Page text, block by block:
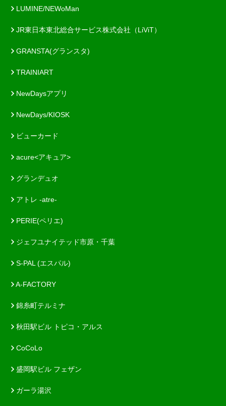
LUMINE/NEWoMan
JR東日本東北総合サービス株式会社（LiViT）
GRANSTA(グランスタ)
TRAINIART
NewDaysアプリ
NewDays/KIOSK
ビューカード
acure<アキュア>
グランデュオ
アトレ -atre-
PERIE(ペリエ)
ジェフユナイテッド市原・千葉
S-PAL (エスパル)
A-FACTORY
錦糸町テルミナ
秋田駅ビル トピコ・アルス
CoCoLo
盛岡駅ビル フェザン
ガーラ湯沢